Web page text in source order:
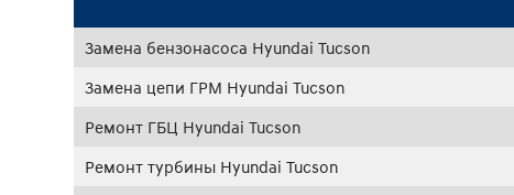
Замена бензонасоса Hyundai Tucson
Замена цепи ГРМ Hyundai Tucson
Ремонт ГБЦ Hyundai Tucson
Ремонт турбины Hyundai Tucson